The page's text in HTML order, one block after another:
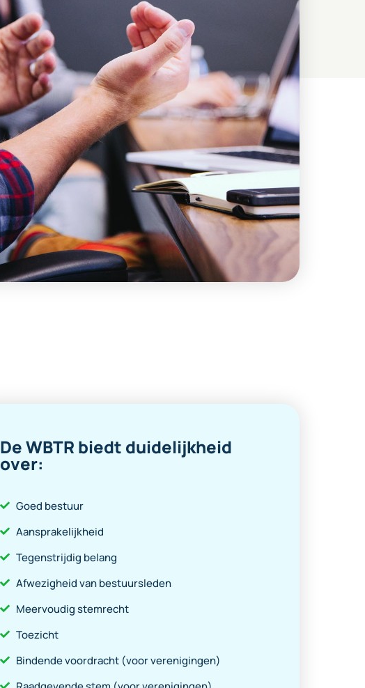
De WBTR biedt duidelijkheid
over:
Goed bestuur
Aansprakelijkheid
Tegenstrijdig belang
Afwezigheid van bestuursleden
Meervoudig stemrecht
Toezicht
Bindende voordracht (voor verenigingen)